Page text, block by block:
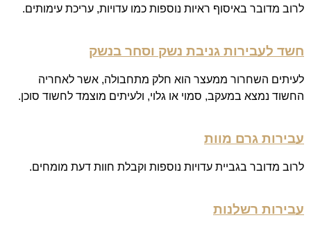
לרוב מדובר באיסוף ראיות נוספות כמו עדויות, עריכת עימותים.
חשד לעבירות גניבת נשק וסחר בנשק
לעיתים השחרור ממעצר הוא חלק מתחבולה, אשר לאחריה
החשוד נמצא במעקב, סמוי או גלוי, ולעיתים מוצמד לחשוד סוכן.
עבירות גרם מוות
לרוב מדובר בגביית עדויות נוספות וקבלת חוות דעת מומחים.
עבירות רשלנות